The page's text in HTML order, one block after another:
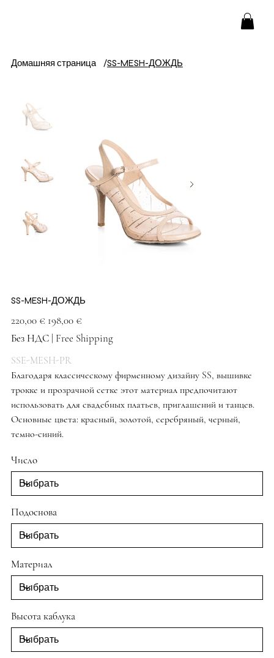
Домашняя страница /SS-MESH-ДОЖДЬ
SS-MESH-ДОЖДЬ
Первоначальная
цена
220,00 € Спеццена
198,00 €
Без НДС | Free Shipping
SSE-MESH-PR
Благодаря классическому фирменному дизайну SS, вышивке
трокке и прозрачной сетке этот материал предпочитают
использовать для свадебных платьев, приглашений и танцев.
Основные цвета: красный, золотой, серебряный, черный,
темно-синий.
Число
Подоснова
Материал
Высота каблука